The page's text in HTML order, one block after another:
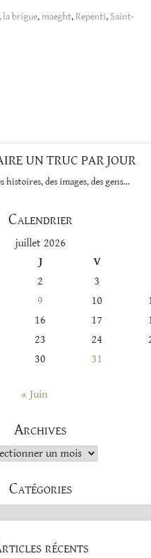
la brigue,maeght,Repenti, Saint-
UN TRUC PAR JOUR
histoires, des images, des gens…
Calendrier
juillet 2026
J
V
2
3
9 10
16 17
23 24
30 31
« Juin
Archives
Catégories
récents